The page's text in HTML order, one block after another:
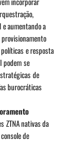
aumentando a
e resposta
podem se
de
burocráticas
ZTNA nativas da
de